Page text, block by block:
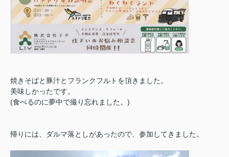
焼きそばと豚汁とフランクフルトを頂きました。
美味しかったです。
(食べるのに夢中で撮り忘れました。)
帰りには、ダルマ落としがあったので、参加してきました。